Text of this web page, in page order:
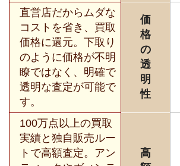
直営店だからムダな
コストを省き、買取
価格に還元。下取り
のように価格が不明
瞭ではなく、明確で
透明な査定が可能で
す。
価
格
の
透
明
性
100万点以上の買取
実績と独自販売ルー
トで高額査定。アン
高